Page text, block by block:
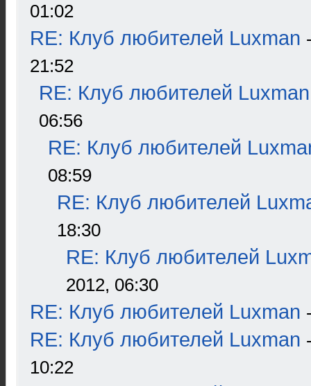
01:02
RE: Клуб любителей Luxman
21:52
RE: Клуб любителей Luxman
06:56
RE: Клуб любителей
08:59
RE: Клуб любителей
18:30
RE: Клуб любителей
2012, 06:30
RE: Клуб любителей Luxman
RE: Клуб любителей Luxman
10:22